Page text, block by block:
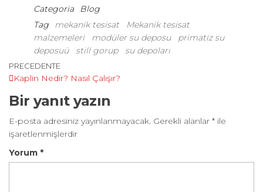
Categoria
Blog
Tag
mekanik tesisat
Mekanik tesisat
malzemeleri
modüler su deposu
primatiz su
deposuü
still gorup su depoları
Yazı
gezinmesi
Articolo
precedente
PRECEDENTE
Kaplin Nedir? Nasıl Çalışır?
Bir yanıt yazın
E-posta adresiniz yayınlanmayacak. Gerekli alanlar * ile
işaretlenmişlerdir
Yorum *